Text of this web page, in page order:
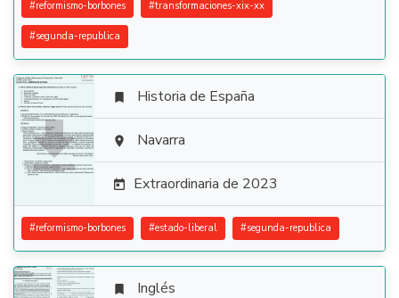
#reformismo-borbones #transformaciones-xix-xx
#segunda-republica

 Historia de España
 Navarra
 Extraordinaria de 2023
#reformismo-borbones #estado-liberal #segunda-republica
 Inglés